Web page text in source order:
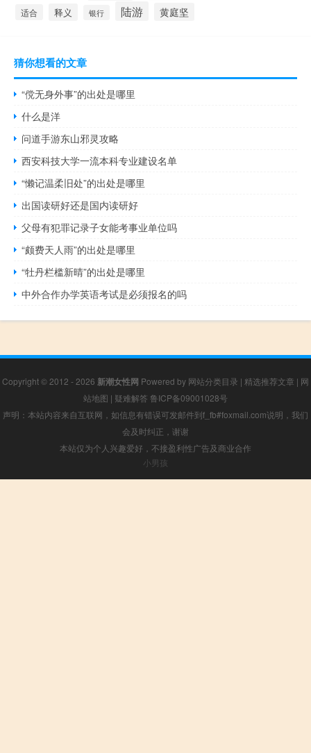
适合
释义 银行 陆游 黄庭坚
猜你想看的文章
“傥无身外事”的出处是哪里
什么是洋
问道手游东山邪灵攻略
西安科技大学一流本科专业建设名单
“懒记温柔旧处”的出处是哪里
出国读研好还是国内读研好
父母有犯罪记录子女能考事业单位吗
“颇费天人雨”的出处是哪里
“牡丹栏槛新晴”的出处是哪里
中外合作办学英语考试是必须报名的吗
Copyright © 2012 - 2026 新潮女性网 Powered by 网站分类目录 | 精选推荐文章 | 网
站地图 | 疑难解答 鲁ICP备09001028号
声明：本站内容来自互联网，如信息有错误可发邮件到f_fb#foxmail.com说明，我们
会及时纠正，谢谢
本站仅为个人兴趣爱好，不接盈利性广告及商业合作
小男孩